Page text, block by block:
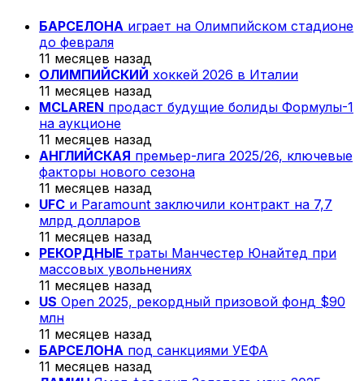
БАРСЕЛОНА играет на Олимпийском стадионе
до февраля
11 месяцев назад
ОЛИМПИЙСКИЙ хоккей 2026 в Италии
11 месяцев назад
MCLAREN продаст будущие болиды Формулы-1
на аукционе
11 месяцев назад
АНГЛИЙСКАЯ премьер-лига 2025/26, ключевые
факторы нового сезона
11 месяцев назад
UFC и Paramount заключили контракт на 7,7
млрд долларов
11 месяцев назад
РЕКОРДНЫЕ траты Манчестер Юнайтед при
массовых увольнениях
11 месяцев назад
US Open 2025, рекордный призовой фонд $90
млн
11 месяцев назад
БАРСЕЛОНА под санкциями УЕФА
11 месяцев назад